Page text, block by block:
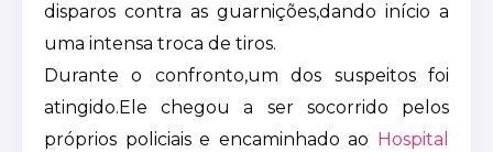
disparos contra as guarnições,dando início a
uma intensa troca de tiros.
Durante o confronto,um dos suspeitos foi
atingido.Ele chegou a ser socorrido pelos
próprios policiais e encaminhado ao Hospital